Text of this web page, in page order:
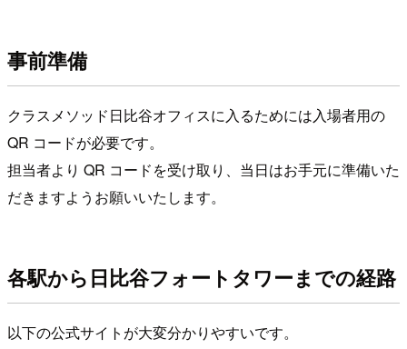
事前準備
クラスメソッド日比谷オフィスに入るためには入場者用の
QR コードが必要です。
担当者より QR コードを受け取り、当日はお手元に準備いた
だきますようお願いいたします。
各駅から日比谷フォートタワーまでの経路
以下の公式サイトが大変分かりやすいです。